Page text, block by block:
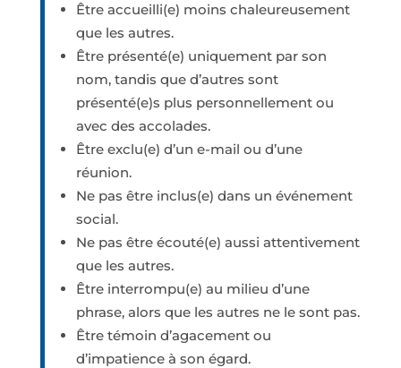
Être accueilli(e) moins chaleureusement
que les autres.
Être présenté(e) uniquement par son
nom, tandis que d’autres sont
présenté(e)s plus personnellement ou
avec des accolades.
Être exclu(e) d’un e-mail ou d’une
réunion.
Ne pas être inclus(e) dans un événement
social.
Ne pas être écouté(e) aussi attentivement
que les autres.
Être interrompu(e) au milieu d’une
phrase, alors que les autres ne le sont pas.
Être témoin d’agacement ou
d’impatience à son égard.